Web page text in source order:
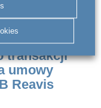
transakcji
umowy
Reavis